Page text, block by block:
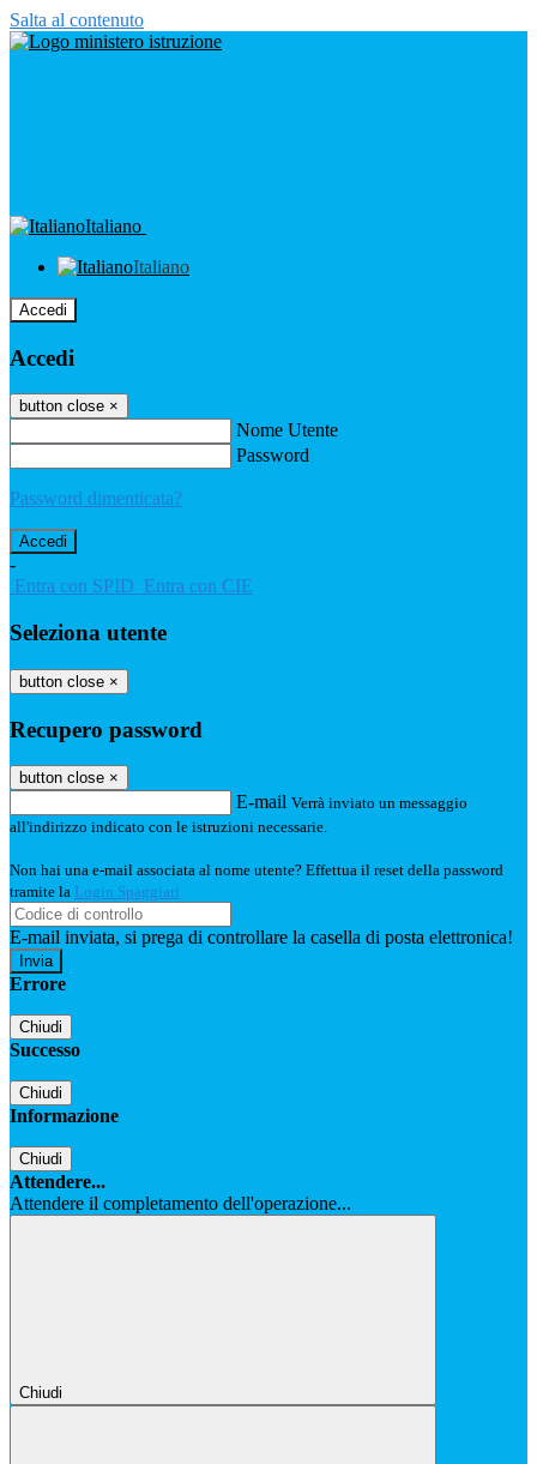
Salta al contenuto
Italiano
Italiano
Accedi
Accedi
button close ×
Nome Utente
Password
Password dimenticata?
-
Entra con SPID Entra con CIE
Seleziona utente
button close ×
Recupero password
button close ×
E-mail Verrà inviato un messaggio
all'indirizzo indicato con le istruzioni necessarie.
Non hai una e-mail associata al nome utente? Effettua il reset della password
tramite la Login Spaggiari
E-mail inviata, si prega di controllare la casella di posta elettronica!
Errore
Chiudi
Successo
Chiudi
Informazione
Chiudi
Attendere...
Attendere il completamento dell'operazione...
Chiudi